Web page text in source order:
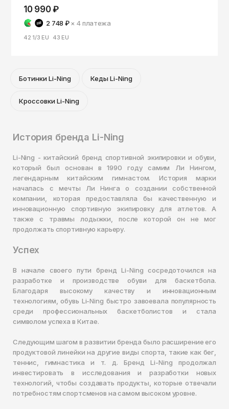
10 990 ₽
2 748 ₽ × 4платежа
42 1/3 EU 43 EU
Ботинки Li-Ning Кеды Li-Ning
Кроссовки Li-Ning
История бренда Li-Ning
Li-Ning - китайский бренд спортивной экипировки и обуви,
который был основан в 1990 году самим Ли Нингом,
легендарным китайским гимнастом. История марки
началась с мечты Ли Нинга о создании собственной
компании, которая предоставляла бы качественную и
инновационную спортивную экипировку для атлетов. А
также с травмы лодыжки, после которой он не мог
продолжать спортивную карьеру.
Успех
В начале своего пути бренд Li-Ning сосредоточился на
разработке и производстве обуви для баскетбола.
Благодаря высокому качеству и инновационным
технологиям, обувь Li-Ning быстро завоевала популярность
среди профессиональных баскетболистов и стала
символом успеха в Китае.
Следующим шагом в развитии бренда было расширение его
продуктовой линейки на другие виды спорта, такие как бег,
теннис, гимнастика и т. д. Бренд Li-Ning продолжал
инвестировать в исследования и разработки новых
технологий, чтобы создавать продукты, которые отвечали
потребностям спортсменов на самом высоком уровне.